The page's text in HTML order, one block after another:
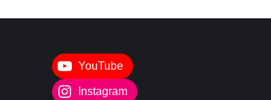
YouTube
Instagram